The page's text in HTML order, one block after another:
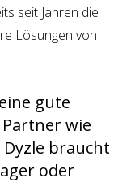
seit Jahren die
Lösungen von
gute
wie
braucht
oder